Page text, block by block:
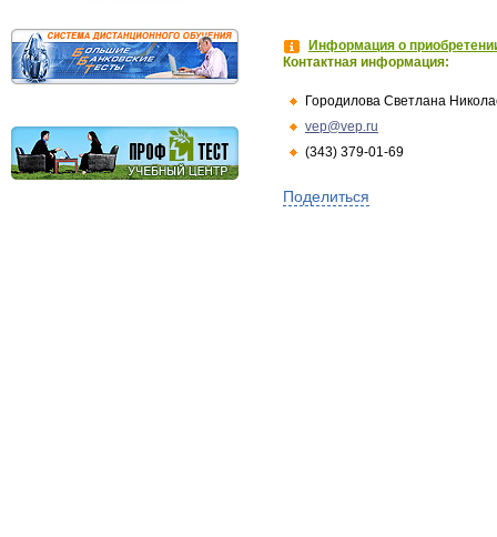
Информация о
Контактная информация:
Городилова Светлана
vep@vep.ru
(343) 379-01-69
Поделиться